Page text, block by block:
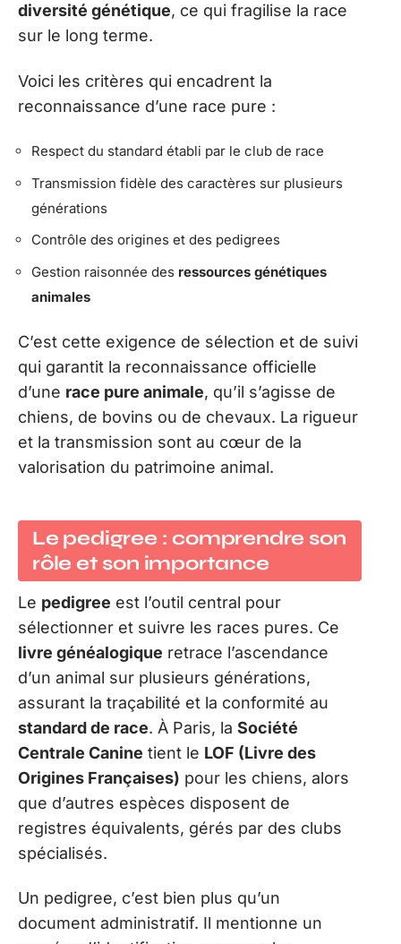
diversité génétique, ce qui fragilise la race
sur le long terme.
Voici les critères qui encadrent la
reconnaissance d’une race pure :
Respect du standard établi par le club de race
Transmission fidèle des caractères sur plusieurs
générations
Contrôle des origines et des pedigrees
Gestion raisonnée des ressources génétiques
animales
C’est cette exigence de sélection et de suivi
qui garantit la reconnaissance officielle
d’une race pure animale, qu’il s’agisse de
chiens, de bovins ou de chevaux. La rigueur
et la transmission sont au cœur de la
valorisation du patrimoine animal.
Le pedigree : comprendre son
rôle et son importance
Le pedigree est l’outil central pour
sélectionner et suivre les races pures. Ce
livre généalogique retrace l’ascendance
d’un animal sur plusieurs générations,
assurant la traçabilité et la conformité au
standard de race. À Paris, la Société
Centrale Canine tient le LOF (Livre des
Origines Françaises) pour les chiens, alors
que d’autres espèces disposent de
registres équivalents, gérés par des clubs
spécialisés.
Un pedigree, c’est bien plus qu’un
document administratif. Il mentionne un